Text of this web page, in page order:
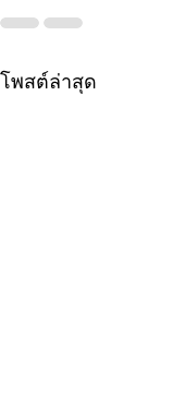
โพสต์ล่าสุด